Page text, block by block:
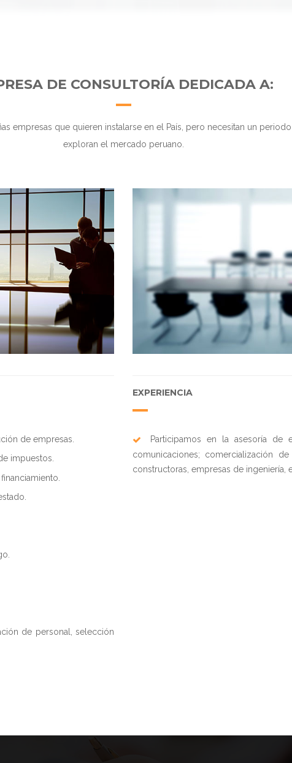
DE CONSULTORÍA DEDICADA A:
empresas que quieren instalarse en el País, pero necesitan un
exploran el mercado peruano.
de empresas.
impuestos.
de personal, selección
EXPERIENCIA
Participamos en la asesoría de
comunicaciones; comercialización
constructoras, empresas de ingeniería,